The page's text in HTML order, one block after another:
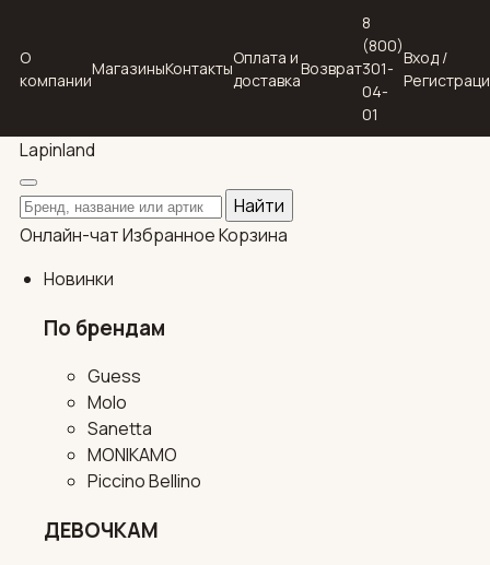
О
компании
МагазиныКонтакты
Оплата и
доставка
Возврат
8
(800)
301-
04-
01
Вход /
Lapinland
Поиск по каталогу
Найти
Онлайн-чатИзбранноеКорзина
Новинки
По брендам
Guess
Molo
Sanetta
MONIKAMO
Piccino Bellino
ДЕВОЧКАМ